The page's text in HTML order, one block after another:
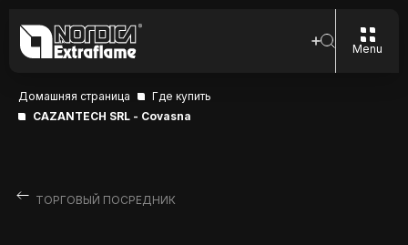
Menu
Домашняя страница
Где купить
CAZANTECH SRL - Covasna
ТОРГОВЫЙ ПОСРЕДНИК